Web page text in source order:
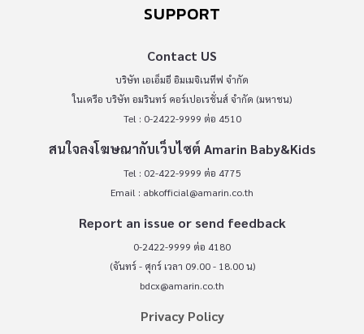
SUPPORT
Contact US
บริษัท เอเอ็มอี อิมเมจิเนทีฟ จำกัด
ในเครือ บริษัท อมรินทร์ คอร์เปอเรชั่นส์ จำกัด (มหาชน)
Tel : 0-2422-9999 ต่อ 4510
สนใจลงโฆษณากับเว็บไซต์ Amarin Baby&Kids
Tel : 02-422-9999 ต่อ 4775
Email : abkofficial@amarin.co.th
Report an issue or send feedback
0-2422-9999 ต่อ 4180
(จันทร์ - ศุกร์ เวลา 09.00 - 18.00 น)
bdcx@amarin.co.th
Privacy Policy